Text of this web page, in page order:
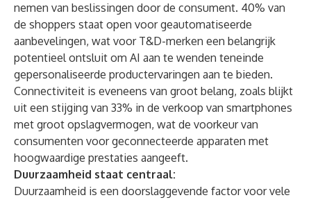
nemen van beslissingen door de consument. 40% van
de shoppers staat open voor geautomatiseerde
aanbevelingen, wat voor T&D-merken een belangrijk
potentieel ontsluit om AI aan te wenden teneinde
gepersonaliseerde productervaringen aan te bieden.
Connectiviteit is eveneens van groot belang, zoals blijkt
uit een stijging van 33% in de verkoop van smartphones
met groot opslagvermogen, wat de voorkeur van
consumenten voor geconnecteerde apparaten met
hoogwaardige prestaties aangeeft.
Duurzaamheid staat centraal:
Duurzaamheid is een doorslaggevende factor voor vele